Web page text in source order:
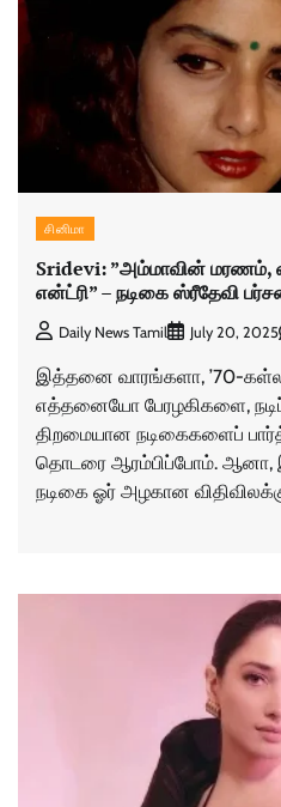
சினிமா
Sridevi: ”அம்மாவின் மரணம்,
என்ட்ரி” – நடிகை ஸ்ரீதேவி
Daily News Tamil July 20, 2025
இத்தனை வாரங்களா, ’70-கள்ல
எத்தனையோ பேரழகிகளை,
திறமையான நடிகைகளைப்
தொடரை ஆரம்பிப்போம். ஆனா,
நடிகை ஓர் அழகான